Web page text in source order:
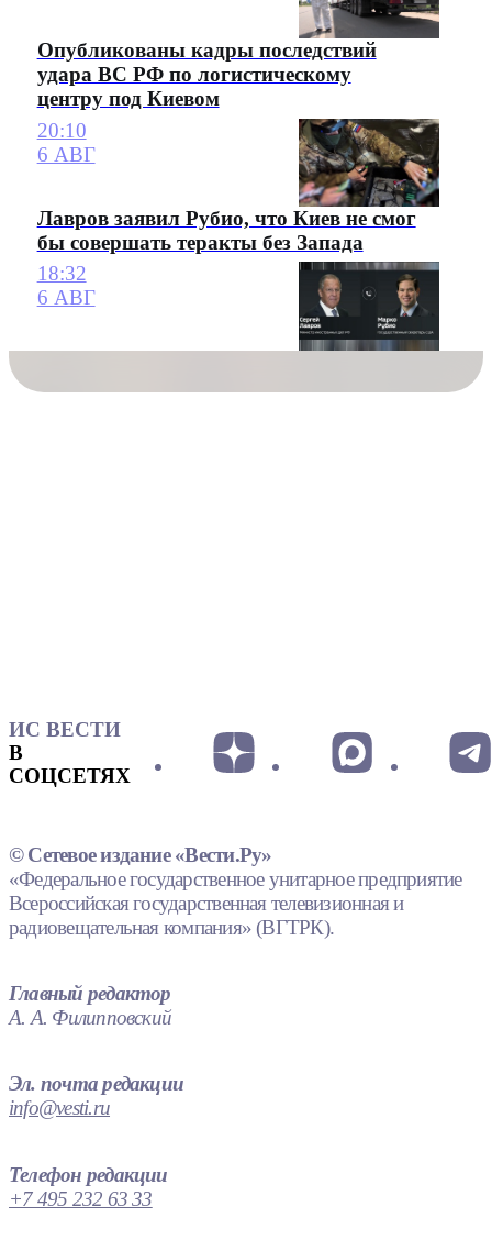
Опубликованы кадры последствий
удара ВС РФ по логистическому
центру под Киевом
20:10
6 АВГ
Лавров заявил Рубио, что Киев не смог
бы совершать теракты без Запада
18:32
6 АВГ
ИС ВЕСТИ
В
СОЦСЕТЯХ
© Сетевое издание «Вести.Ру»
«Федеральное государственное унитарное предприятие
Всероссийская государственная телевизионная и
радиовещательная компания» (ВГТРК).
Главный редактор
А. А. Филипповский
Эл. почта редакции
info@vesti.ru
Телефон редакции
+7 495 232 63 33